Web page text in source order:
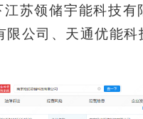
江苏领储宇能科技有
限公司、天通优能科